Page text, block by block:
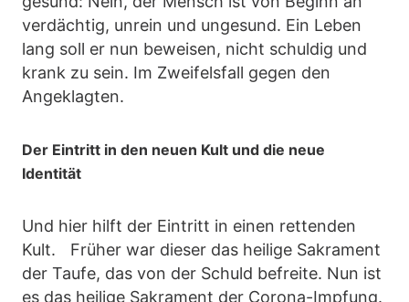
verdächtig, unrein und ungesund. Ein Leben
lang soll er nun beweisen, nicht schuldig und
krank zu sein. Im Zweifelsfall gegen den
Angeklagten.
Der Eintritt in den neuen Kult und die neue
Identität
Und hier hilft der Eintritt in einen rettenden
Kult. Früher war dieser das heilige Sakrament
der Taufe, das von der Schuld befreite. Nun ist
es das heilige Sakrament der Corona-Impfung.